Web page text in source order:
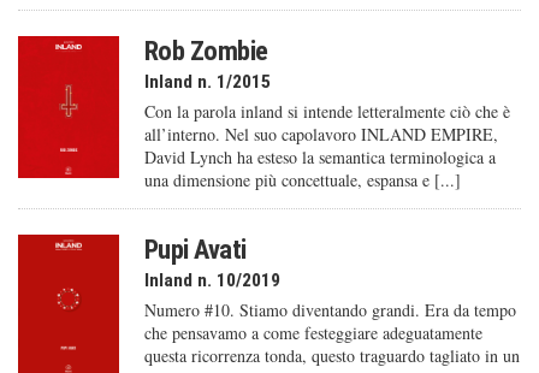
Rob Zombie
Inland n. 1/2015
Con la parola inland si intende letteralmente ciò che è
all’interno. Nel suo capolavoro INLAND EMPIRE,
David Lynch ha esteso la semantica terminologica a
una dimensione più concettuale, espansa e [...]
Pupi Avati
Inland n. 10/2019
Numero #10. Stiamo diventando grandi. Era da tempo
che pensavamo a come festeggiare adeguatamente
questa ricorrenza tonda, questo traguardo tagliato in un